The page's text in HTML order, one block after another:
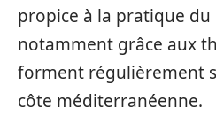
propice à la pratique du
notamment grâce aux
forment régulièrement
côte méditerranéenne.